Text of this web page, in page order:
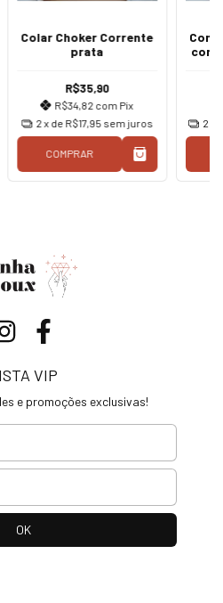
Colar Choker Corrente
prata
R$35,90
R$34,82 com Pix
2x de R$17,95 sem juros
COMPRAR
2
VIP
e promoções exclusivas!